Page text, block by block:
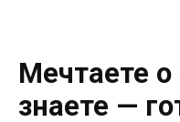
Мечтаете о
знаете —